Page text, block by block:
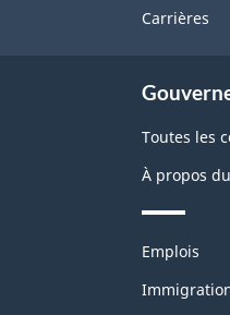
Carrières
Toutes les
À propos
Thèmes
sujets
Emplois